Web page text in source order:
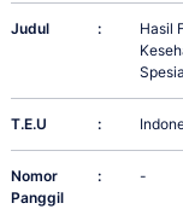
Judul :
Hasil
T.E.U :
Nomor
Panggil
: -